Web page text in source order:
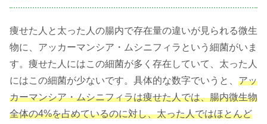
痩せた人と太った人の腸内で存在量の違いが見られる微生
物に、アッカーマンシア・ムシニフィラという細菌がいま
す。痩せた人にはこの細菌が多く存在していて、太った人
にはこの細菌が少ないです。具体的な数字でいうと、 アッ
カーマンシア・ムシニフィラは痩せた人では、腸内微生物
全体の4%を占めているのに対し、太った人ではほとんど